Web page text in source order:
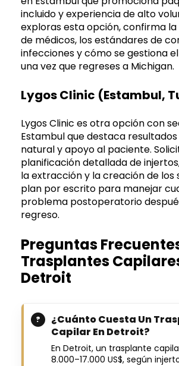
incluido y experiencia de alto
exploras esta opción, confirma
de médicos, los estándares de
infecciones y cómo se gestiona
una vez que regreses a Michigan.
Lygos Clinic (Estambul,
Lygos Clinic es otra opción con
Estambul que destaca
natural y apoyo al paciente.
planificación detallada de
la extracción y la creación de los
plan por escrito para manejar
problema postoperatorio
regreso.
Preguntas
Trasplantes
Detroit
¿Cuánto Cuesta Un
Capilar En Detroit?
En Detroit, un trasplante
8.000–17.000 US$, según